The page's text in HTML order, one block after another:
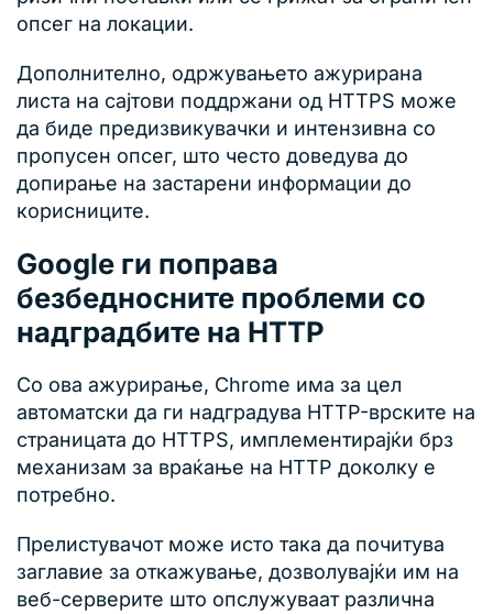
опсег на локации.
Дополнително, одржувањето ажурирана
листа на сајтови поддржани од HTTPS може
да биде предизвикувачки и интензивна со
пропусен опсег, што често доведува до
допирање на застарени информации до
корисниците.
Google ги поправа
безбедносните проблеми со
надградбите на HTTP
Со ова ажурирање, Chrome има за цел
автоматски да ги надградува HTTP-врските на
страницата до HTTPS, имплементирајќи брз
механизам за враќање на HTTP доколку е
потребно.
Прелистувачот може исто така да почитува
заглавие за откажување, дозволувајќи им на
веб-серверите што опслужуваат различна